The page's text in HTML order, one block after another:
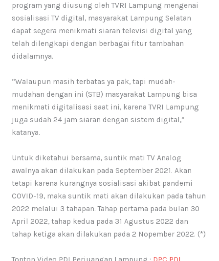
program yang diusung oleh TVRI Lampung mengenai
sosialisasi TV digital, masyarakat Lampung Selatan
dapat segera menikmati siaran televisi digital yang
telah dilengkapi dengan berbagai fitur tambahan
didalamnya.
“Walaupun masih terbatas ya pak, tapi mudah-
mudahan dengan ini (STB) masyarakat Lampung bisa
menikmati digitalisasi saat ini, karena TVRI Lampung
juga sudah 24 jam siaran dengan sistem digital,”
katanya.
Untuk diketahui bersama, suntik mati TV Analog
awalnya akan dilakukan pada September 2021. Akan
tetapi karena kurangnya sosialisasi akibat pandemi
COVID-19, maka suntik mati akan dilakukan pada tahun
2022 melalui 3 tahapan. Tahap pertama pada bulan 30
April 2022, tahap kedua pada 31 Agustus 2022 dan
tahap ketiga akan dilakukan pada 2 Nopember 2022. (*)